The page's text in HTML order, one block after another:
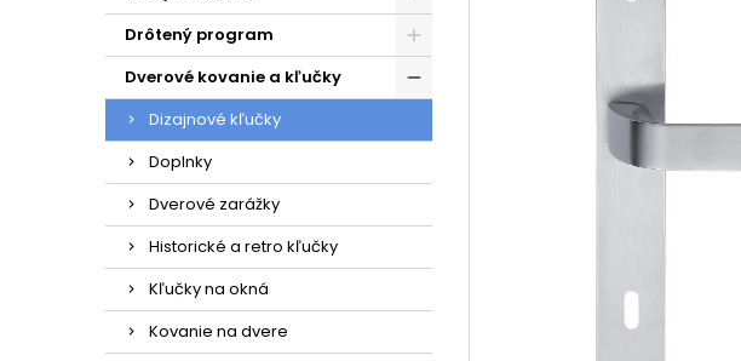
Drôtený program
Dverové kovanie a kľučky
Dizajnové kľučky
Doplnky
Dverové zarážky
Historické a retro kľučky
Kľučky na okná
Kovanie na dvere